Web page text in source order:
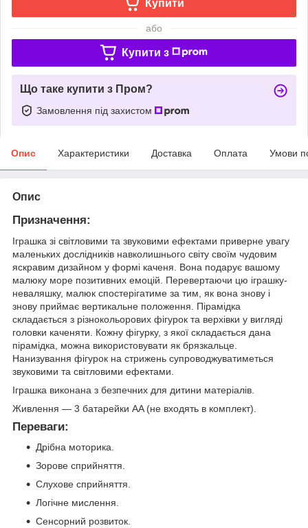
Купити
або
Купити з
Що таке купити з Пром?
Замовлення під захистом
Опис Характеристики Доставка Оплата Умови
Опис
Призначення:
Іграшка зі світловими та звуковими ефектами приверне увагу
маленьких дослідників навколишнього світу своїм чудовим
яскравим дизайном у формі каченя. Вона подарує вашому
малюку море позитивних емоцій. Перевертаючи цю іграшку-
неваляшку, малюк спостерігатиме за тим, як вона знову і
знову приймає вертикальне положення. Пірамідка
складається з різнокольорових фігурок та верхівки у вигляді
головки каченяти. Кожну фігурку, з якої складається дана
пірамідка, можна використовувати як брязкальце.
Нанизування фігурок на стрижень супроводжуватиметься
звуковими та світловими ефектами.
Іграшка виконана з безпечних для дитини матеріалів.
Живлення — 3 батарейки AA (не входять в комплект).
Переваги:
Дрібна моторика.
Зорове сприйняття.
Слухове сприйняття.
Логічне мислення.
Сенсорний розвиток.